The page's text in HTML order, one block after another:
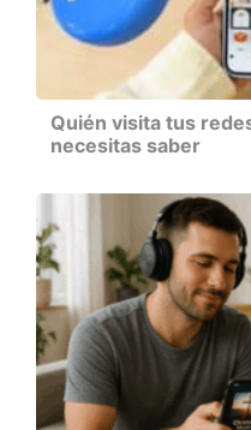
Quién visita tus
necesitas saber